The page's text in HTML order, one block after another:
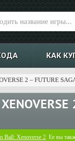
КАК
2 – FUTURE
Ball: Xenoverse 2. Ее вы